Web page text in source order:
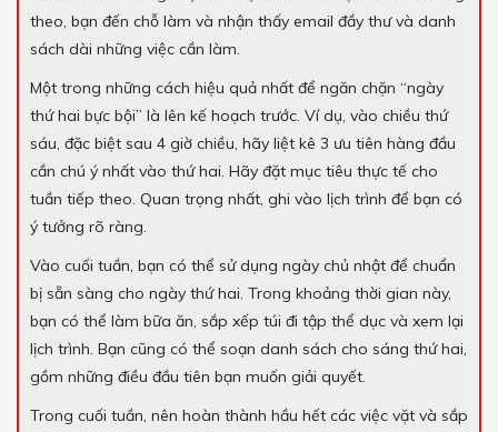
theo, bạn đến chỗ làm và nhận thấy email đầy thư và danh
sách dài những việc cần làm.
Một trong những cách hiệu quả nhất để ngăn chặn “ngày
thứ hai bực bội” là lên kế hoạch trước. Ví dụ, vào chiều thứ
sáu, đặc biệt sau 4 giờ chiều, hãy liệt kê 3 ưu tiên hàng đầu
cần chú ý nhất vào thứ hai. Hãy đặt mục tiêu thực tế cho
tuần tiếp theo. Quan trọng nhất, ghi vào lịch trình để bạn có
ý tưởng rõ ràng.
Vào cuối tuần, bạn có thể sử dụng ngày chủ nhật để chuẩn
bị sẵn sàng cho ngày thứ hai. Trong khoảng thời gian này,
bạn có thể làm bữa ăn, sắp xếp túi đi tập thể dục và xem lại
lịch trình. Bạn cũng có thể soạn danh sách cho sáng thứ hai,
gồm những điều đầu tiên bạn muốn giải quyết.
Trong cuối tuần, nên hoàn thành hầu hết các việc vặt và sắp